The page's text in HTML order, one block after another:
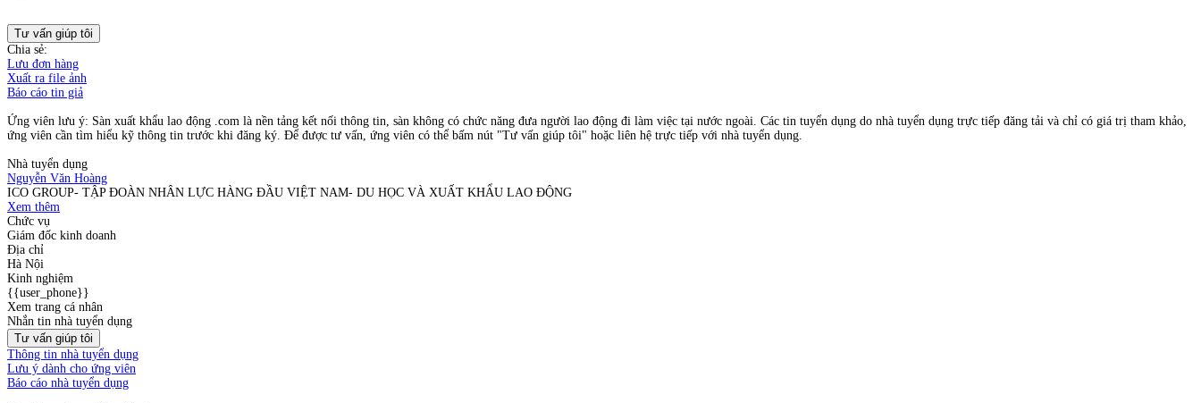
Tư vấn giúp tôi
Chia sẻ:
Lưu đơn hàng
Xuất ra file ảnh
Báo cáo tin giả
Ứng viên lưu ý: Sàn xuất khẩu lao động .com là nền tảng kết nối thông tin, sàn không có chức năng đưa người lao động đi làm việc tại nước ngoài. Các tin tuyển dụng do nhà tuyển dụng trực tiếp đăng tải và chỉ có giá trị tham khảo,
ứng viên cần tìm hiểu kỹ thông tin trước khi đăng ký. Để được tư vấn, ứng viên có thể bấm nút "Tư vấn giúp tôi" hoặc liên hệ trực tiếp với nhà tuyển dụng.
Nhà tuyển dụng
Nguyễn Văn Hoàng
ICO GROUP- TẬP ĐOÀN NHÂN LỰC HÀNG ĐẦU VIỆT NAM- DU HỌC VÀ XUẤT KHẨU LAO ĐỘNG
Xem thêm
Chức vụ
Giám đốc kinh doanh
Địa chỉ
Hà Nội
Kinh nghiệm
{{user_phone}}
Xem trang cá nhân
Nhắn tin nhà tuyển dụng
Tư vấn giúp tôi
Thông tin nhà tuyển dụng
Lưu ý dành cho ứng viên
Báo cáo nhà tuyển dụng